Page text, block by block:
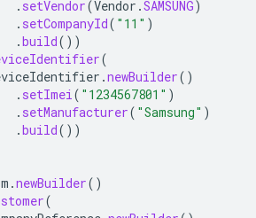
. setVendor(Vendor .SAMSUNG)
. setCompanyId( "11" )
.build())
(
.newBuilder()
. setImei( "1234567801" )
. setManufacturer( "Samsung" )
.build())
.newBuilder()
(